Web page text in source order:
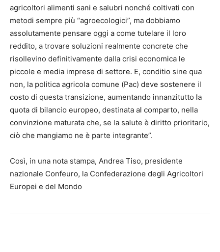
agricoltori alimenti sani e salubri nonché coltivati con
metodi sempre più “agroecologici”, ma dobbiamo
assolutamente pensare oggi a come tutelare il loro
reddito, a trovare soluzioni realmente concrete che
risollevino definitivamente dalla crisi economica le
piccole e media imprese di settore. E, conditio sine qua
non, la politica agricola comune (Pac) deve sostenere il
costo di questa transizione, aumentando innanzitutto la
quota di bilancio europeo, destinata al comparto, nella
convinzione maturata che, se la salute è diritto prioritario,
ciò che mangiamo ne è parte integrante”.
Così, in una nota stampa, Andrea Tiso, presidente
nazionale Confeuro, la Confederazione degli Agricoltori
Europei e del Mondo